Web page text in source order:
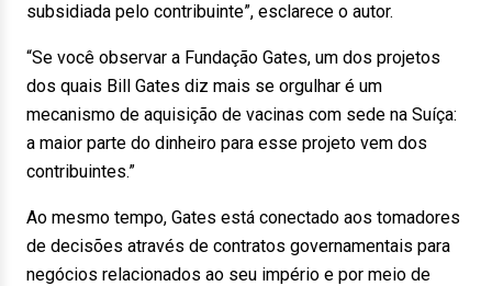
subsidiada pelo contribuinte”, esclarece o autor.
“Se você observar a Fundação Gates, um dos projetos
dos quais Bill Gates diz mais se orgulhar é um
mecanismo de aquisição de vacinas com sede na Suíça:
a maior parte do dinheiro para esse projeto vem dos
contribuintes.”
Ao mesmo tempo, Gates está conectado aos tomadores
de decisões através de contratos governamentais para
negócios relacionados ao seu império e por meio de